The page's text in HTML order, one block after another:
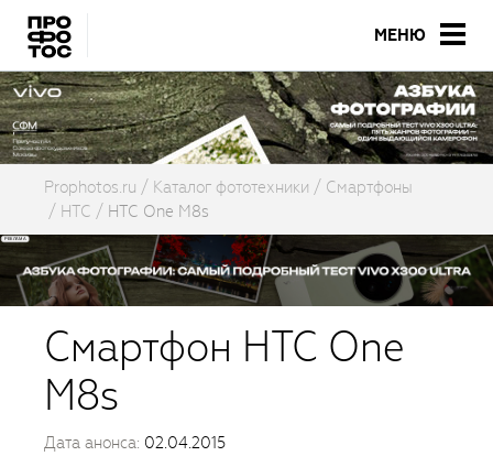
МЕНЮ
Prophotos.ru Каталог фототехники
Смартфоны
HTC
HTC One M8s
Смартфон HTC One
M8s
Дата анонса: 02.04.2015